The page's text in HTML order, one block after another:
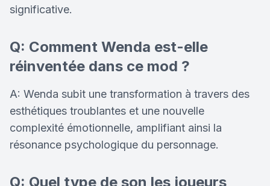
significative.
Q: Comment Wenda est-elle
réinventée dans ce mod ?
A: Wenda subit une transformation à travers des
esthétiques troublantes et une nouvelle
complexité émotionnelle, amplifiant ainsi la
résonance psychologique du personnage.
Q: Quel type de son les joueurs